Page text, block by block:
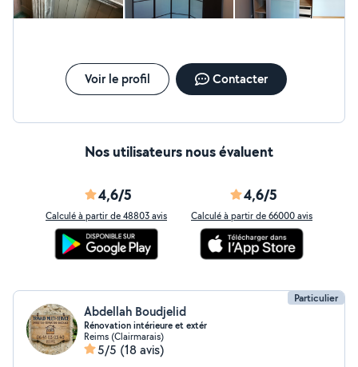
Voir le profil Contacter
Nos utilisateurs nous évaluent
4,6/5
Calculé à partir de 48803 avis
4,6/5
Calculé à partir de 66000 avis
Particulier
Abdellah Boudjelid
Rénovation intérieure et extér
Reims (Clairmarais)
5/5 (18 avis)